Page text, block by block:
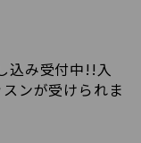
込み受付中!!入
ンが受けられま